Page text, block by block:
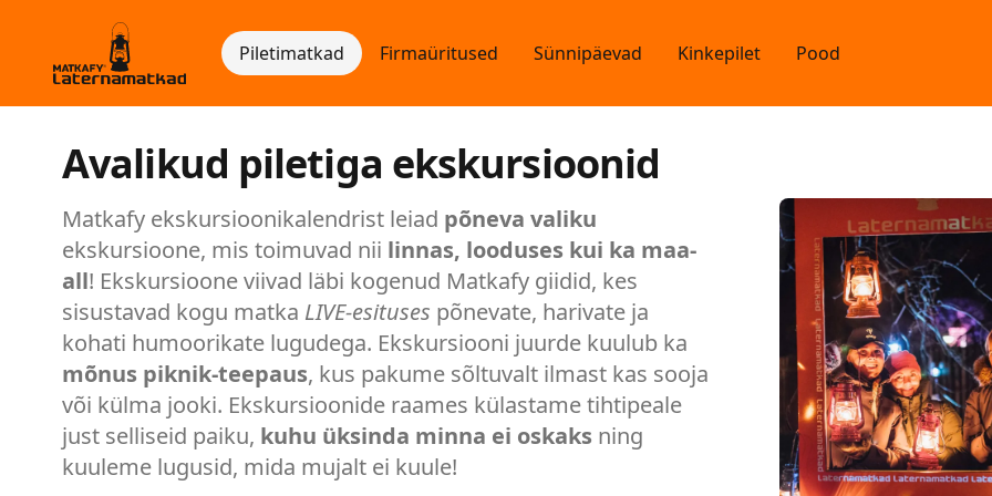
Piletimatkad Firmaüritused Sünnipäevad Kinkepilet Pood
Avalikud piletiga ekskursioonid
Matkafy ekskursioonikalendrist leiad põneva valiku
ekskursioone, mis toimuvad nii linnas, looduses kui ka maa-
all! Ekskursioone viivad läbi kogenud Matkafy giidid, kes
sisustavad kogu matka LIVE-esituses põnevate, harivate ja
kohati humoorikate lugudega. Ekskursiooni juurde kuulub ka
mõnus piknik-teepaus, kus pakume sõltuvalt ilmast kas sooja
või külma jooki. Ekskursioonide raames külastame tihtipeale
just selliseid paiku, kuhu üksinda minna ei oskaks ning
kuuleme lugusid, mida mujalt ei kuule!